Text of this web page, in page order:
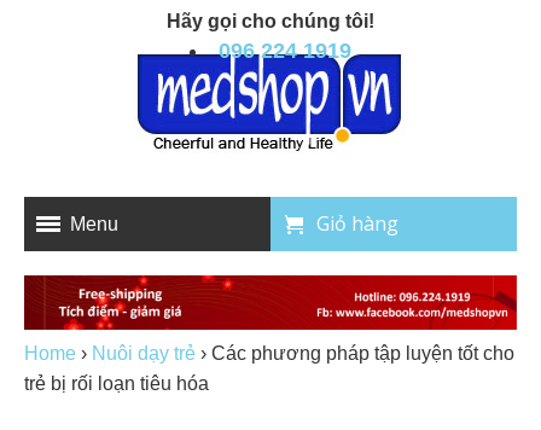
Menu Giỏ hàng
Hãy gọi cho chúng tôi!
096 224 1919
Home › Nuôi dạy trẻ › Các phương pháp tập luyện tốt cho
trẻ bị rối loạn tiêu hóa